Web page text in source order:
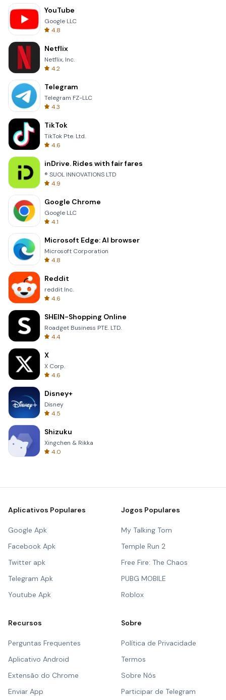
YouTube
Google LLC
4.8
Netflix
Netflix, Inc.
4.2
Telegram
Telegram FZ-LLC
4.3
TikTok
TikTok Pte. Ltd.
4.6
inDrive. Rides with fair fares
® SUOL INNOVATIONS LTD
4.9
Google Chrome
Google LLC
4.1
Microsoft Edge: AI browser
Microsoft Corporation
4.8
Reddit
reddit Inc.
4.6
SHEIN-Shopping Online
Roadget Business PTE. LTD.
4.4
X
X Corp.
4.6
Disney+
Disney
4.5
Shizuku
Xingchen & Rikka
4.0
Aplicativos Populares
Google Apk
Facebook Apk
Twitter apk
Telegram Apk
Youtube Apk
Jogos Populares
My Talking Tom
Temple Run 2
Free Fire: The Chaos
PUBG MOBILE
Roblox
Recursos
Perguntas Frequentes
Aplicativo Android
Extensão do Chrome
Enviar App
Sobre
Política de Privacidade
Termos
Sobre Nós
Participar de Telegram